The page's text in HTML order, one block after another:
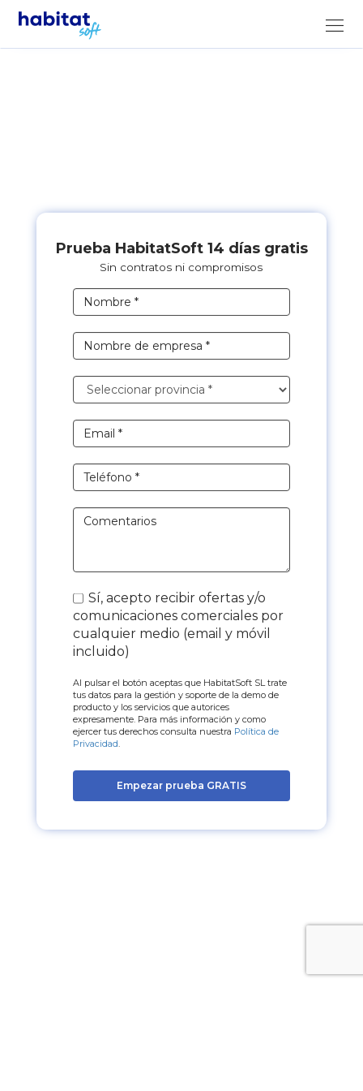
Prueba HabitatSoft 14 días gratis
Sin contratos ni compromisos
Sí, acepto recibir ofertas y/o
comunicaciones comerciales por
cualquier medio (email y móvil
incluido)
Al pulsar el botón aceptas que HabitatSoft SL trate
tus datos para la gestión y soporte de la demo de
producto y los servicios que autorices
expresamente. Para más información y como
ejercer tus derechos consulta nuestra Política de
Privacidad.
Empezar prueba GRATIS